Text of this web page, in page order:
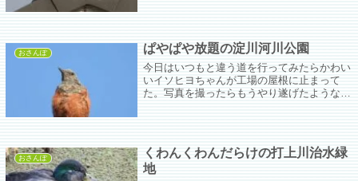
ゃんが猫の顔でかわいいよん。
おさんぽ ぱやぱや放題の淀川河川公園
今日はいつもと違う道を行ってみたらかわい
いイソヒヨちゃんが工場の屋根に止まって
た。写真を撮ったらもうやり遂げたような感
おさんぽ
くわんくわんだらけの打上川治水緑
地